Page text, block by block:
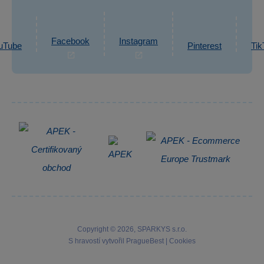
Informace o zpracování osobních údajů
Napsat zprávu
Facebook Instagram Pinterest
Copyright © 2026, SPARKYS s.r.o.
S hravostí vytvořil
PragueBest Cookies